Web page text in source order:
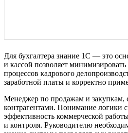
Для бухгалтера знание 1С — это
и кассой позволяет
процессов кадрового
заработной платы и корректно
Менеджер по продажам и закупкам,
контрагентами. Понимание логики
эффективность коммерческой
и контроля. Руководителю